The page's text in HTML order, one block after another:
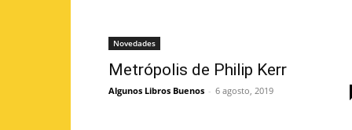
Novedades
Metrópolis de Philip Kerr
Algunos Libros Buenos - 6 agosto, 2019